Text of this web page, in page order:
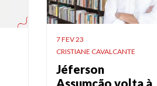
7 FEV 23
CRISTIANE CAVALCANTE
Jéferson
Assumção volta à